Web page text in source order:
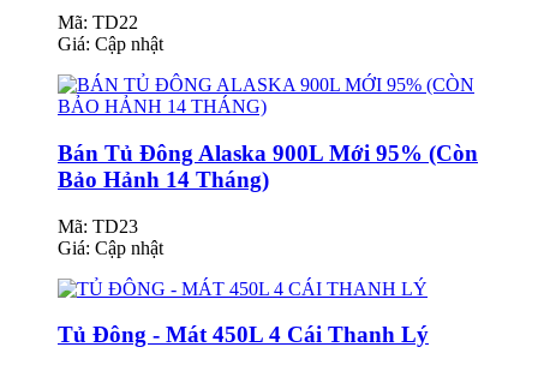
Mã: TD22
Giá: Cập nhật
Bán Tủ Đông Alaska 900L Mới 95% (Còn
Bảo Hảnh 14 Tháng)
Mã: TD23
Giá: Cập nhật
Tủ Đông - Mát 450L 4 Cái Thanh Lý